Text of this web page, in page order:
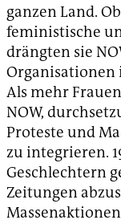
ganzen Land.
feministische
drängten sie
Organisationen
Als mehr
NOW,
Proteste und
zu integrieren.
Geschlechtern
Zeitungen